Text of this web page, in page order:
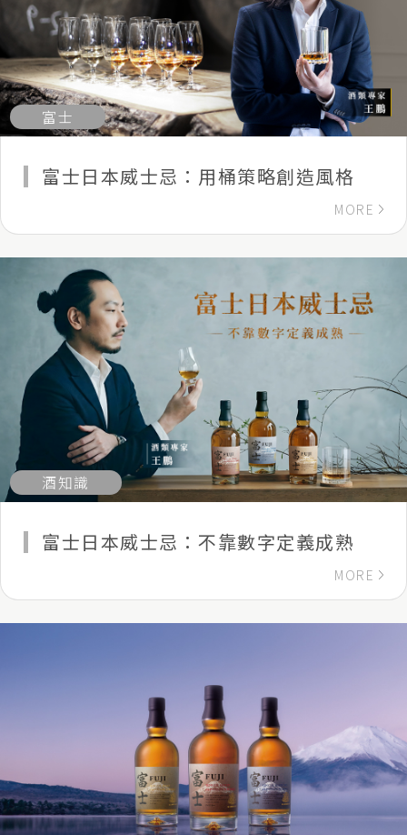
富士
富士日本威士忌：用桶策略創造風格
MORE
酒知識
富士日本威士忌：不靠數字定義成熟
MORE